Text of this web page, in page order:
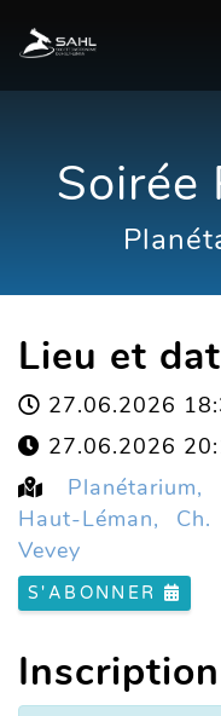
Soirée
Lieu et
27.06.2026
27.06.2026
Haut-Léman,
Vevey
S'ABONNER
Inscription